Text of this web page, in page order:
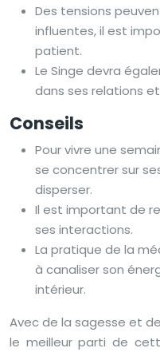
Des tensions
influentes, il est
patient.
Le Singe devra
dans ses relations
Conseils
Pour vivre une
se concentrer sur
disperser.
Il est important de
ses interactions.
La pratique de la
à canaliser son
intérieur.
Avec de la sagesse et
le meilleur parti de